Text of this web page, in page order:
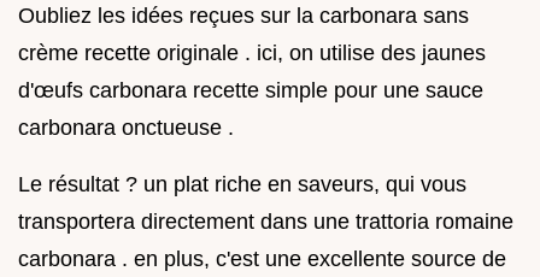
Oubliez les idées reçues sur la carbonara sans
crème recette originale . ici, on utilise des jaunes
d'œufs carbonara recette simple pour une sauce
carbonara onctueuse .
Le résultat ? un plat riche en saveurs, qui vous
transportera directement dans une trattoria romaine
carbonara . en plus, c'est une excellente source de